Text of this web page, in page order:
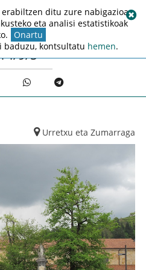
9/5
Urretxu eta Zumarraga
ditu zure nabigazioa
eta analisi estatistikoak
Onartu
baduzu, kontsultatu hemen.